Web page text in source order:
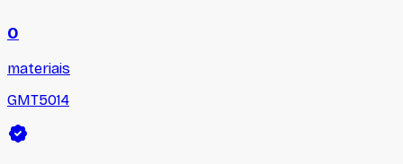
0
materiais
GMT5014